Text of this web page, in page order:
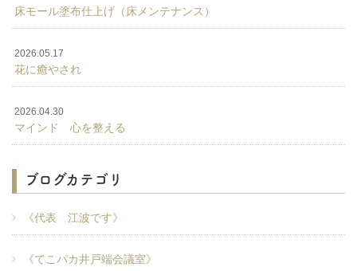
床モール塗布仕上げ（床メンテナンス）
2026.05.17
花に癒やされ
2026.04.30
マインド 心を整える
ブログカテゴリ
《代表 江波です》
《てこパカ井戸端会議室》